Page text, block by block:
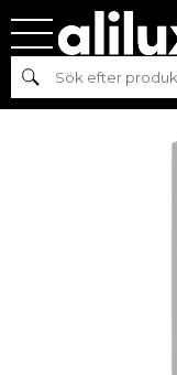
Sök
Hem
TEFCOLD